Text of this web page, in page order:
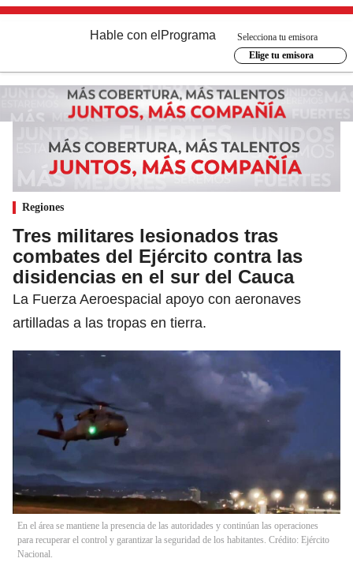
Hable con el Programa
Selecciona tu emisora
Elige tu emisora
Regiones
Tres militares lesionados tras
combates del Ejército contra las
disidencias en el sur del Cauca
La Fuerza Aeroespacial apoyo con aeronaves
artilladas a las tropas en tierra.
En el área se mantiene la presencia de las autoridades y continúan las operaciones
para recuperar el control y garantizar la seguridad de los habitantes. Crédito: Ejército
Nacional.